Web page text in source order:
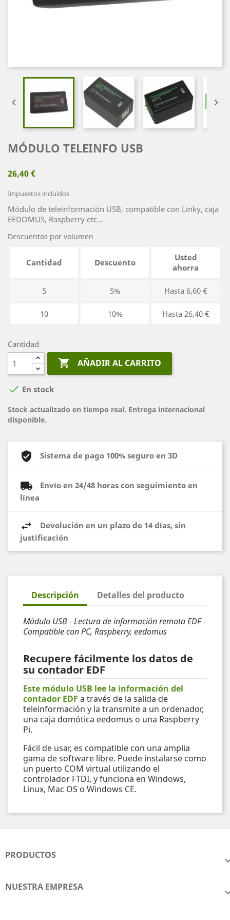
 
MÓDULO TELEINFO USB
26,40 €
Impuestos incluidos
Módulo de teleinformación USB, compatible con Linky, caja
EEDOMUS, Raspberry etc...
Descuentos por volumen
Cantidad Descuento
Usted
ahorra
5 5% Hasta 6,60 €
10 10% Hasta 26,40 €
Cantidad
 AÑADIR AL CARRITO
 En stock
Stock actualizado en tiempo real. Entrega internacional
disponible.
Sistema de pago 100% seguro en 3D
Envío en 24/48 horas con seguimiento en
línea
Devolución en un plazo de 14 días, sin
justificación
Descripción Detalles del producto
Módulo USB - Lectura de información remota EDF -
Compatible con PC, Raspberry, eedomus
Recupere fácilmente los datos de
su contador EDF
Este módulo USB lee la información del
contador EDF a través de la salida de
teleinformación y la transmite a un ordenador,
una caja domótica eedomus o una Raspberry
Pi.
Fácil de usar, es compatible con una amplia
gama de software libre. Puede instalarse como
un puerto COM virtual utilizando el
controlador FTDI, y funciona en Windows,
Linux, Mac OS o Windows CE.
PRODUCTOS
NUESTRA EMPRESA